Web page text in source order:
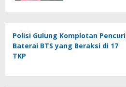
Polisi Gulung Komplotan Pencuri
Baterai BTS yang Beraksi di 17
TKP